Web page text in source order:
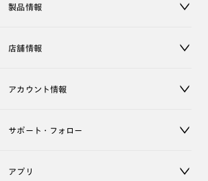
製品情報
店舗情報
アカウント情報
サポート・フォロー
アプリ